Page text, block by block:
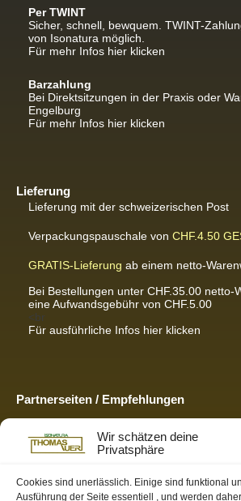
Wir schätzen deine
Privatsphäre
Cookies sind unerlässlich. Einige sind funktional
Ausführung der Seite essentiell , und werden
Per TWINT
Sicher, schnell, bewquem. TWINT-
von Isonatura möglich.
Für mehr Infos hier klicken
Barzahlung
Bei Direktsitzungen in der Praxis oder
Engelburg
Für mehr Infos hier klicken
Lieferung
Lieferung mit der schweizerischen Post
Verpackungspauschale von CHF.4.50
GRATIS-Lieferung ab einem netto-
Bei Bestellungen unter CHF.35.00 netto-
eine Aufwandsgebühr von CHF.5.00
<br
Für ausführliche Infos hier klicken
Partnerseiten / Empfehlungen
Massagen und Kosmetik. Gönnen Sie sich was Gutes.
Ihr Partner für zukunftsorientierte Informatik